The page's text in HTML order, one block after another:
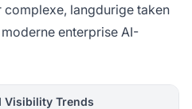
langdurige taken
enterprise AI-
Visibility Trends